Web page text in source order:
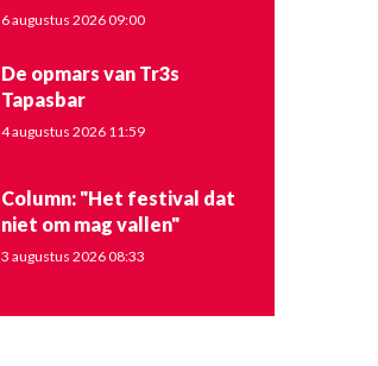
6 augustus 2026 09:00
De opmars van Tr3s
Tapasbar
4 augustus 2026 11:59
Column: "Het festival dat
niet om mag vallen"
3 augustus 2026 08:33